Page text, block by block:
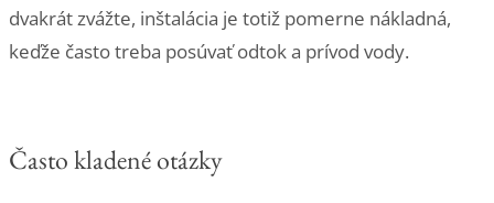
dvakrát zvážte, inštalácia je totiž pomerne nákladná,
keďže často treba posúvať odtok a prívod vody.
Často kladené otázky